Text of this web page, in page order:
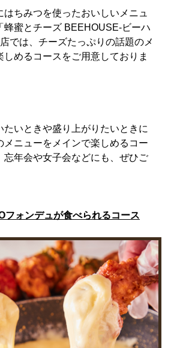
ちみつを使ったおいしいメニュ
蜂蜜とチーズ BEEHOUSE-ビーハ
では、チーズたっぷりの話題のメ
しめるコースをご用意しておりま
たいときや盛り上がりたいときに
メニューをメインで楽しめるコー
忘年会や女子会などにも、ぜひご
フォンデュが食べられるコース